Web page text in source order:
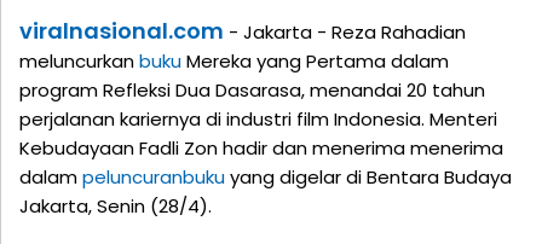
viralnasional.com - Jakarta - Reza Rahadian
meluncurkanbukuMereka yang Pertama dalam
program Refleksi Dua Dasarasa, menandai 20 tahun
perjalanan kariernya di industri film Indonesia. Menteri
Kebudayaan Fadli Zon hadir dan menerima menerima
dalampeluncuranbukuyang digelar di Bentara Budaya
Jakarta, Senin (28/4).